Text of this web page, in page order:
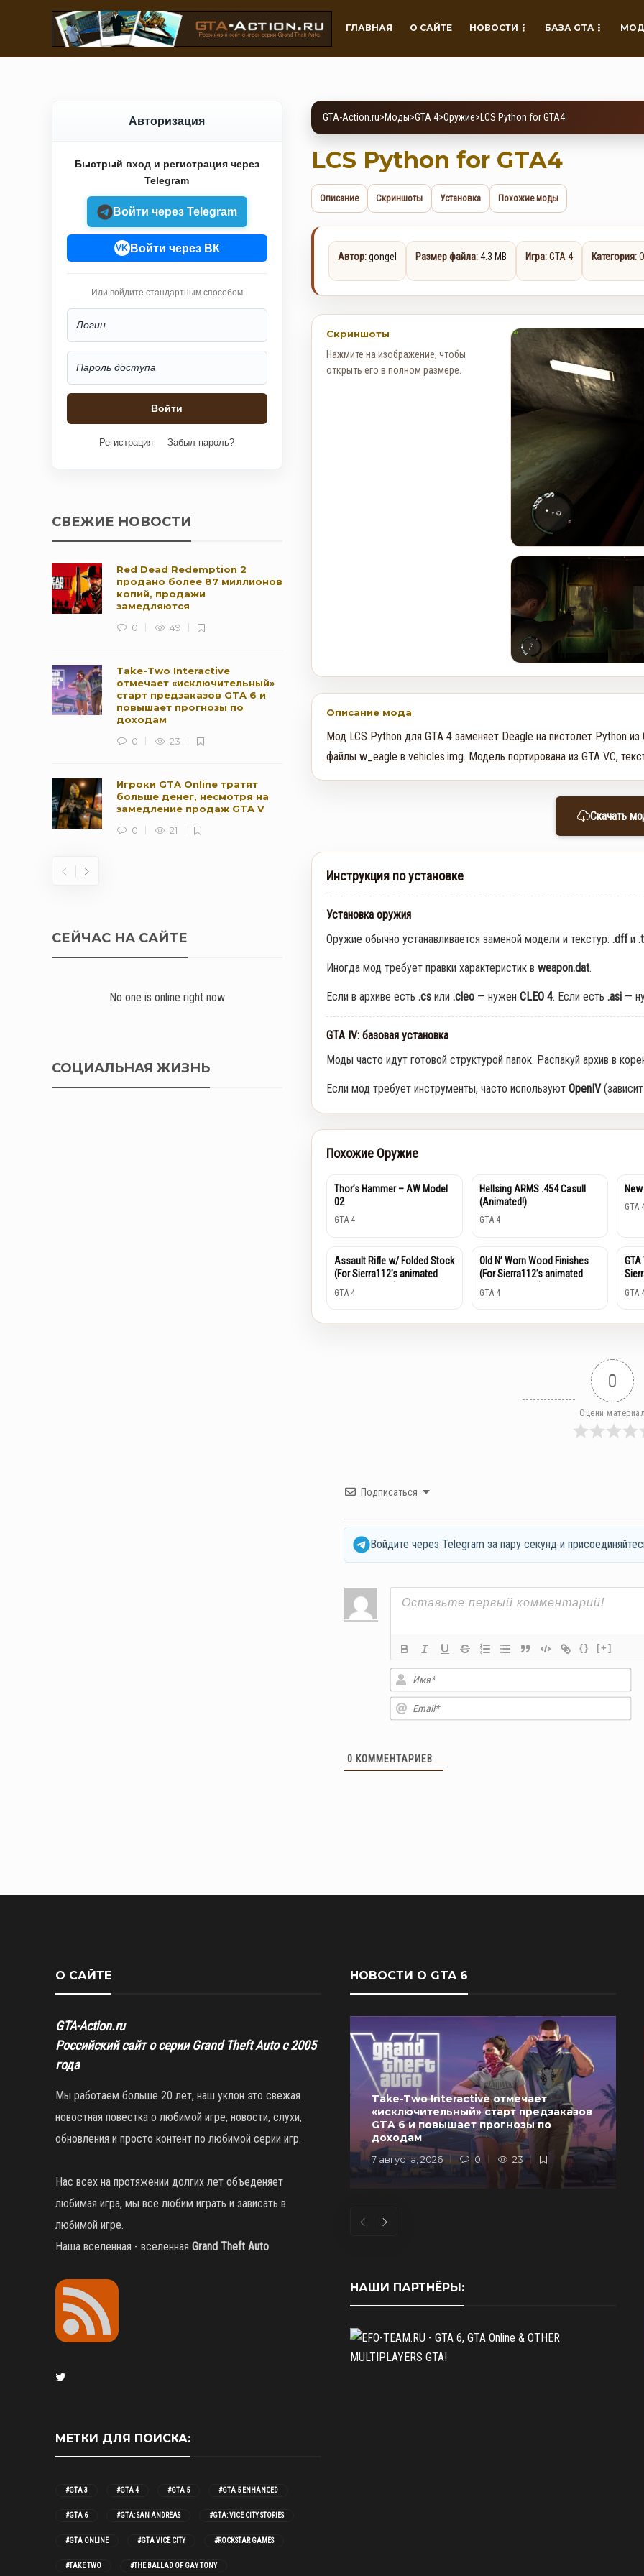
ГЛАВНАЯ О САЙТЕ НОВОСТИ БАЗА GTA
Авторизация
Быстрый вход и регистрация через
Telegram
Войти через Telegram
VK Войти через ВК
Или войдите стандартным способом
Регистрация Забыл пароль?
СВЕЖИЕ НОВОСТИ
Red Dead Redemption 2
продано более 87 миллионов
копий, продажи
замедляются
0
49
Take-Two Interactive
отмечает «исключительный»
старт предзаказов GTA 6 и
повышает прогнозы по
доходам
0
23
Игроки GTA Online тратят
больше денег, несмотря на
замедление продаж GTA V
0
21
Rockstar и Netflix представят
Online: Летний ограбление (6–
СЕЙЧАС НА САЙТЕ
No one is online right now
СОЦИАЛЬНАЯ ЖИЗНЬ
GTA-Action.ru>Моды>GTA 4>Оружие> LCS Python for GTA4
LCS Python for GTA4
Описание Скриншоты Установка Похожие моды
Автор:gongel Размер файла:4.3 MB Игра:GTA 4 Категория:
Скриншоты
Нажмите на изображение, чтобы
открыть его в полном размере.
Описание мода
Мод LCS Python для GTA 4 заменяет Deagle на пистолет Python из
файлы w_eagle в vehicles.img. Модель портирована из GTA VC,
Скачать
Инструкция по установке
Установка оружия
Оружие обычно устанавливается заменой модели и текстур: .dffи
Иногда мод требует правки характеристик в weapon.dat.
Если в архиве есть .csили .cleo— нужен CLEO 4. Если есть .asi—
GTA IV: базовая установка
Моды часто идут готовой структурой папок. Распакуй архив в
Если мод требует инструменты, часто используют OpenIV
Похожие Оружие
Thor’s Hammer – AW Model
02
GTA 4
Hellsing ARMS .454 Casull
(Animated!)
GTA 4
GTA
Assault Rifle w/ Folded Stock
(For Sierra112’s animated
GTA 4
Old N’ Worn Wood Finishes
(For Sierra112’s animated
GTA 4 GTA
0
Оцени материал
Подписаться
Войдите через Telegram за пару секунд и
{} [+]
0 КОММЕНТАРИЕВ
О САЙТЕ
GTA-Action.ru
Российский сайт о серии Grand Theft Auto с 2005
года
Мы работаем больше 20 лет, наш уклон это свежая
новостная повестка о любимой игре, новости, слухи,
обновления и просто контент по любимой серии игр.
Нас всех на протяжении долгих лет объеденяет
любимая игра, мы все любим играть и зависать в
любимой игре.
Наша вселенная - вселенная Grand Theft Auto.
МЕТКИ ДЛЯ ПОИСКА:
#GTA 3 #GTA 4 #GTA 5 #GTA 5 ENHANCED
#GTA 6 #GTA: SAN ANDREAS #GTA: VICE CITY STORIES
#GTA ONLINE #GTA VICE CITY #ROCKSTAR GAMES
#TAKE TWO #THE BALLAD OF GAY TONY
НОВОСТИ О GTA 6
Take-Two Interactive отмечает
«исключительный» старт предзаказов
GTA 6 и повышает прогнозы по
доходам
7 августа, 2026 0 23
НАШИ ПАРТНЁРЫ: